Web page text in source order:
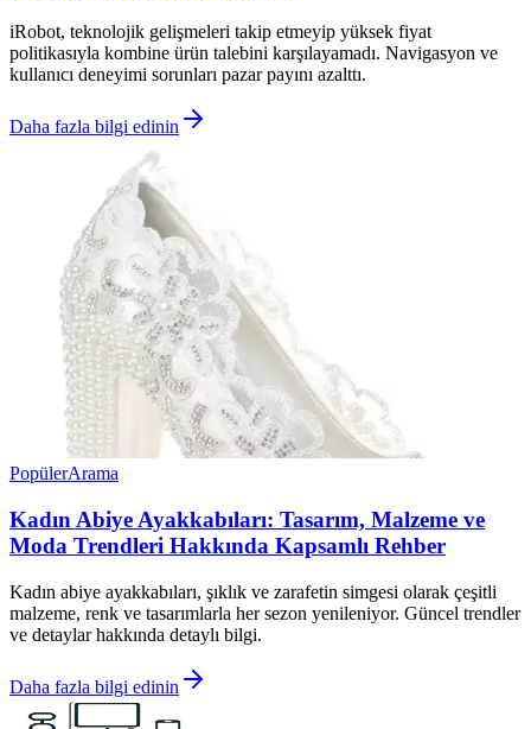
iRobot, teknolojik gelişmeleri takip etmeyip yüksek fiyat
politikasıyla kombine ürün talebini karşılayamadı. Navigasyon ve
kullanıcı deneyimi sorunları pazar payını azalttı.
Daha fazla bilgi edinin
PopülerArama
Kadın Abiye Ayakkabıları: Tasarım, Malzeme ve
Moda Trendleri Hakkında Kapsamlı Rehber
Kadın abiye ayakkabıları, şıklık ve zarafetin simgesi olarak çeşitli
malzeme, renk ve tasarımlarla her sezon yenileniyor. Güncel trendler
ve detaylar hakkında detaylı bilgi.
Daha fazla bilgi edinin